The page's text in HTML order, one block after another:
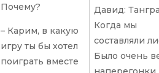
Почему?
– Карим, в какую
игру ты бы хотел
поиграть вместе
Давид:
Когда мы
составляли
Было очень